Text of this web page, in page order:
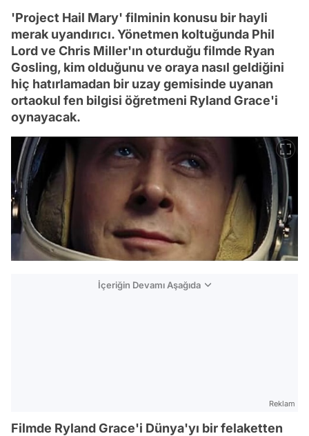
'Project Hail Mary' filminin konusu bir hayli
merak uyandırıcı. Yönetmen koltuğunda Phil
Lord ve Chris Miller'ın oturduğu filmde Ryan
Gosling, kim olduğunu ve oraya nasıl geldiğini
hiç hatırlamadan bir uzay gemisinde uyanan
ortaokul fen bilgisi öğretmeni Ryland Grace'i
oynayacak.
İçeriğin Devamı Aşağıda
Reklam
Filmde Ryland Grace'i Dünya'yı bir felaketten